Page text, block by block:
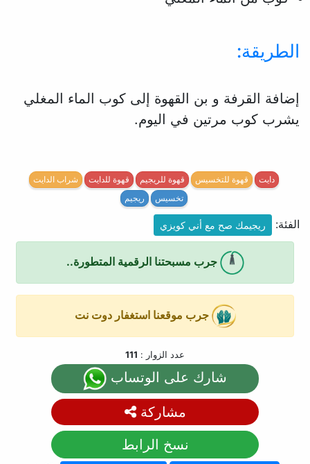
الطريقة:
إضافة القرفة و بن القهوة إلى كوب الماء المغلي
يشرب كوب مرتين في اليوم.
شراب الدايت قهوة للدايت قهوة للريجيم قهوة للتخسيس
دايت
ريجيم
تخسيس
الفئة: ريجيمك صح مع أني كويزي
جرب مسبحتنا الرقمية المتطورة..
جرب موقعنا استغفار دوت نت
عدد الزوار : 111
شارك على الوتساب
مشاركة
نسخ الرابط